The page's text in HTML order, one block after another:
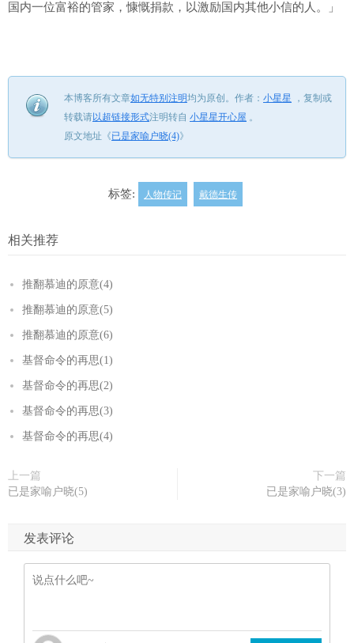
国内一位富裕的管家，慷慨捐款，以激励国内其他小信的人。」
本博客所有文章如无特别注明均为原创。 作者： 小星星 ， 复制或
转载请以超链接形式注明转自 小星星开心屋 。
原文地址《已是家喻户晓(4)》
标签: 人物传记 戴德生传
相关推荐
推翻慕迪的原意(4)
推翻慕迪的原意(5)
推翻慕迪的原意(6)
基督命令的再思(1)
基督命令的再思(2)
基督命令的再思(3)
基督命令的再思(4)
上一篇
已是家喻户晓(5)
下一篇
已是家喻户晓(3)
发表评论